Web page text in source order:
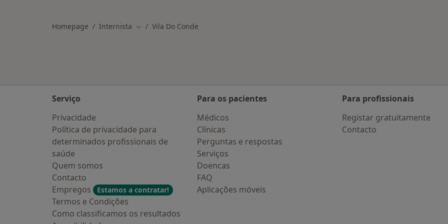
Homepage Internista Mudar de cidade
Vila Do Conde
Serviço
Privacidade
Política de privacidade para
determinados profissionais de
saúde
Quem somos
Contacto
Empregos
Estamos a contratar!
Termos e Condições
Como classificamos os resultados
Para os pacientes
Médicos
Clínicas
Perguntas e respostas
Serviços
Doencas
FAQ
Aplicações móveis
Para profissionais
Registar gratuitamente
Contacto